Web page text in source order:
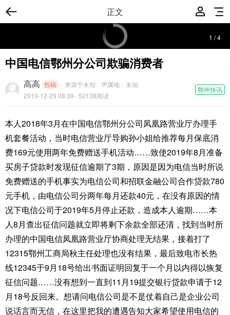
正文
1 /4
中国电信鄂州分公司欺骗消费者
鄂州快讯
高高 投稿 来源于未知 IP属地： 未知
2019-12-29 08:39 · 52138阅读
本人2018年3月在中国电信鄂州分公司凤凰路营业厅办理手
机套餐活动，当时电信营业厅导购孙小姐给推荐每月保底消
费169元使用两年免费赠送手机活动……致使2019年8月准备
买房子贷款时发现征信逾期了3期，原因是因为电信当时所说
免费赠送的手机事实为电信公司和招联金融公司合作贷款780
元手机，由电信公司分两年每月还款40元，在没有原因的情
况下电信公司于2019年5月停止还款，造成本人逾期……本
人8月查出征信问题就立即将剩下余款全部还清，找到当时所
办理的中国电信凤凰路营业厅协商处理无结果，接着打了
12315鄂州工商局秋主任处理也没有结果，最后致电市长热
线12345于9月18号给出书面证明回复于一个月以内得以恢复
征信问题……没有想到一直到11月19提交银行贷款申请于12
月18号反回来。想请问电信公司是不是仗着自己是企业公司
说话言而无信，在这里把我的遭遇告知大家希望使用电信的